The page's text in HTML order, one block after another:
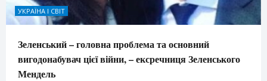
УКРАЇНА І СВІТ
Зеленський – головна проблема та основний
вигодонабувач цієї війни, – ексречниця Зеленського
Мендель